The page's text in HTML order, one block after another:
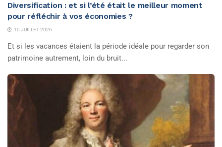
Diversification : et si l’été était le meilleur moment
pour réfléchir à vos économies ?
15 JUILLET 2026
Et si les vacances étaient la période idéale pour regarder son
patrimoine autrement, loin du bruit...